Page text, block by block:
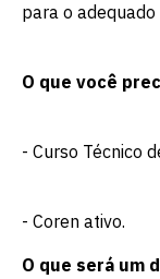
para o
O que você
- Curso Técnico
- Coren ativo.
O que será um